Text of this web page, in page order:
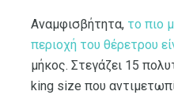
Αναμφισβήτητα, το πιο
περιοχή του θέρετρου
μήκος. Στεγάζει 15
king size που